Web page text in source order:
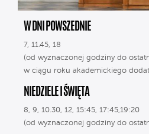
W DNI POWSZEDNIE
7, 11.45, 18
(od wyznaczonej godziny do
w ciągu roku akademickiego
NIEDZIELE I ŚWIĘTA
8, 9, 10.30, 12, 15:45, 17:45,19:20
(od wyznaczonej godziny do